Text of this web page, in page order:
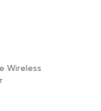
Wireless